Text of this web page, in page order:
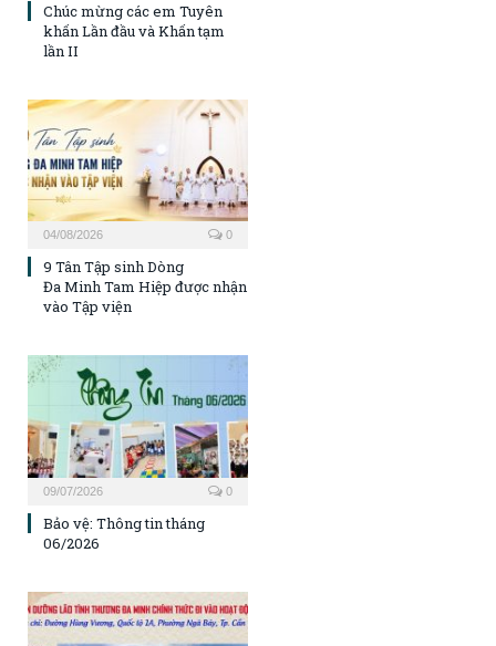
Chúc mừng các em Tuyên
khấn Lần đầu và Khấn tạm
lần II
04/08/2026 0
9 Tân Tập sinh Dòng
Đa Minh Tam Hiệp được nhận
vào Tập viện
09/07/2026 0
Bảo vệ: Thông tin tháng
06/2026